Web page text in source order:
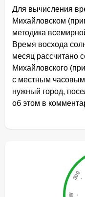
Для вычисления
Михайловском
методика
Время восхода
месяц рассчитано
Михайловского
с местным
нужный город,
об этом в